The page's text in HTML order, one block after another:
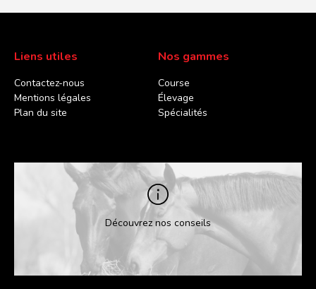
Liens utiles
Contactez-nous
Mentions légales
Plan du site
Nos gammes
Course
Élevage
Spécialités
Découvrez nos conseils